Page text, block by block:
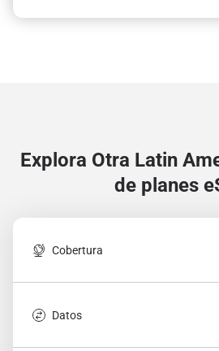
Explora Otra Latin
de planes
Cobertura
Datos